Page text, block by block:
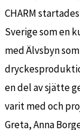
CHARM
Sverige som en
med Älvsbyn
en del av sjätte
varit med och
Greta, Anna